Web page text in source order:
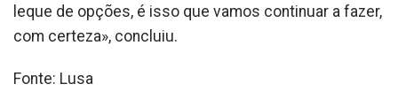
leque de opções, é isso que vamos continuar a fazer,
com certeza», concluiu.
Fonte: Lusa